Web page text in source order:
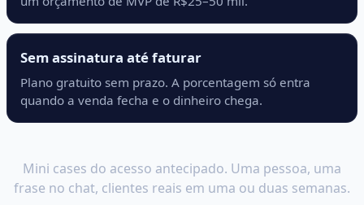
Sem assinatura até faturar
Plano gratuito sem prazo. A porcentagem só entra
quando a venda fecha e o dinheiro chega.
Mini cases do acesso antecipado. Uma pessoa, uma
frase no chat, clientes reais em uma ou duas semanas.